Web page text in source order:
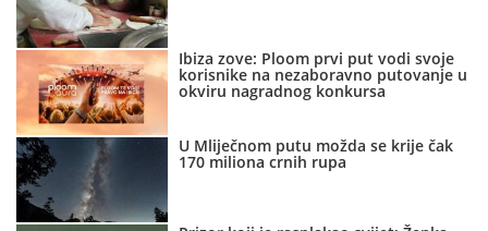
Ibiza zove: Ploom prvi put vodi svoje
korisnike na nezaboravno putovanje u
okviru nagradnog konkursa
U Mliječnom putu možda se krije čak
170 miliona crnih rupa